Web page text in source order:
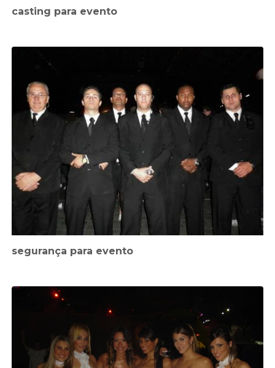
casting para evento
segurança para evento